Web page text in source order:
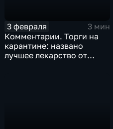
3 февраля
3 мин
Комментарии. Торги на
карантине: названо
лучшее лекарство от